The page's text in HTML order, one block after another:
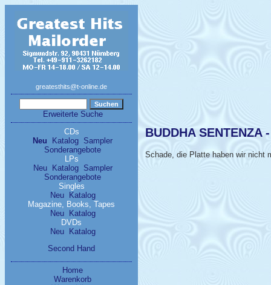
greatesthits@t-online.de
Erweiterte Suche
CDs
Neu
Katalog Sampler
Sonderangebote
LPs
Neu
Katalog
Sampler
Sonderangebote
Singles
Neu
Katalog
Magazine, Books, Tapes
Neu
Katalog
DVDs
Neu
Katalog
Second Hand
Home
Warenkorb
BUDDHA
Schade, die Platte haben wir nicht